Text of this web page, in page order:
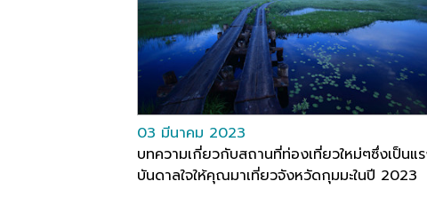
03 มีนาคม 2023
บทความเกี่ยวกับสถานที่ท่องเที่ยวใหม่ๆซึ่งเป็นแ
บันดาลใจให้คุณมาเที่ยวจังหวัดกุมมะในปี 2023